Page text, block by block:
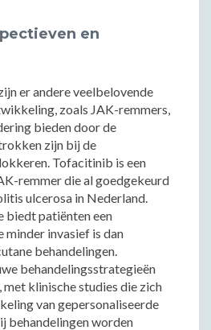
en
er andere veelbelovende
zoals JAK-remmers,
bieden door de
zijn bij de
Tofacitinib is een
remmer die al goedgekeurd
ulcerosa in Nederland.
biedt patiënten een
invasief is dan
behandelingen.
behandelingsstrategieën
klinische studies die zich
van gepersonaliseerde
behandelingen worden